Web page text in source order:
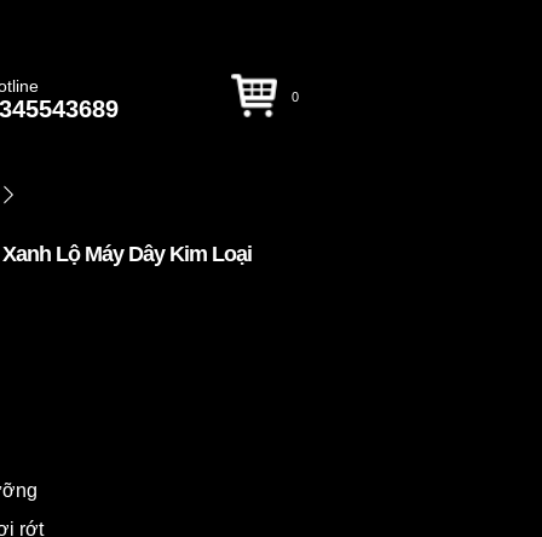
0
Lộ Máy Dây Kim Loại
rớt